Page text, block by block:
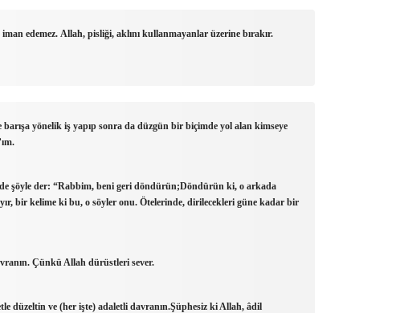
edemez. Allah, pisliği, aklını kullanmayanlar üzerine bırakır.
yönelik iş yapıp sonra da düzgün bir biçimde yol alan kimseye
şöyle der: “Rabbim, beni geri döndürün;Döndürün ki, o arkada
bir kelime ki bu, o söyler onu. Ötelerinde, dirilecekleri güne kadar bir
Çünkü Allah dürüstleri sever.
düzeltin ve (her işte) adaletli davranın.Şüphesiz ki Allah, âdil